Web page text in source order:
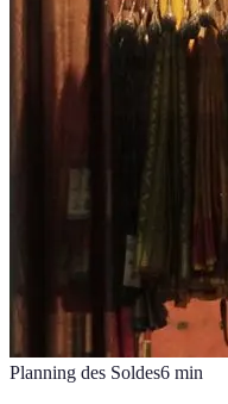
Planning des Soldes6 min